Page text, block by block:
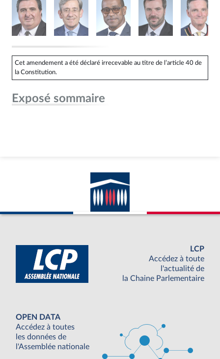
Cet amendement a été déclaré irrecevable au titre de l’article 40 de
la Constitution.
Exposé sommaire
LCP
Accédez à toute
l'actualité de
la Chaine Parlementaire
OPEN DATA
Accédez à toutes
les données de
l'Assemblée nationale